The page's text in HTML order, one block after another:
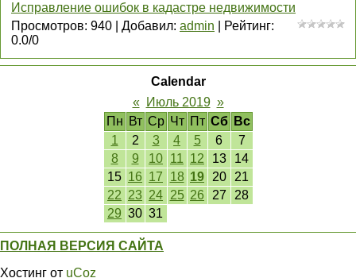
Исправление ошибок в кадастре недвижимости
Просмотров: 940 Добавил: admin Рейтинг:
0.0/0
Calendar
«
Июль 2019 »
Пн Вт Ср Чт Пт Сб
Вс
1
2 3 4 5 6
7
8
9 10 11 12 13
14
15 16 17 18 19 20
21
22 23 24 25 26 27
28
29 30 31
ПОЛНАЯ ВЕРСИЯ САЙТА
Хостинг от uCoz